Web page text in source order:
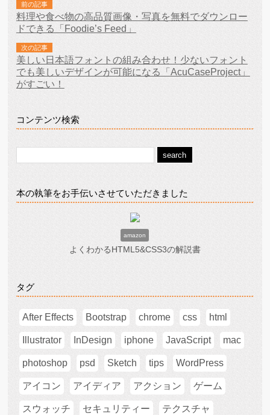
前の記事
料理や食べ物の高品質画像・写真を無料でダウンロー
ドできる「Foodie’s Feed」
次の記事
美しい日本語フォントの組み合わせ！少ないフォント
でも美しいデザインが可能になる「AcuCaseProject」
がすごい！
コンテンツ検索
本の執筆をお手伝いさせていただきました
amazon
よくわかるHTML5&CSS3の解説書
タグ
After Effects Bootstrap chrome css html
Illustrator InDesign iphone JavaScript mac
photoshop psd Sketch tips WordPress
アイコン アイディア アクション ゲーム
スウォッチ セキュリティー テクスチャ